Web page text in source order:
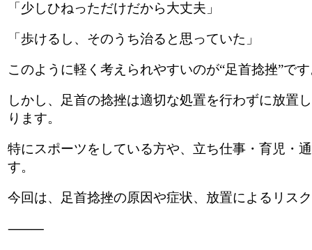
「少しひねっただけだから大丈夫」
「歩けるし、そのうち治ると思っていた」
このように軽く考えられやすいのが“足首捻挫”で
しかし、足首の捻挫は適切な処置を行わずに放置
ります。
特にスポーツをしている方や、立ち仕事・育児・
す。
今回は、足首捻挫の原因や症状、放置によるリス
⸻